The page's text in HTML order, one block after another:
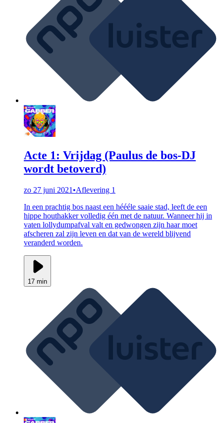
Acte 1: Vrijdag (Paulus de bos-DJ
wordt betoverd)
zo 27 juni 2021 •Aflevering 1
In een prachtig bos naast een héééle saaie stad, leeft de een
hippe houthakker volledig één met de natuur. Wanneer hij in
vaten lollydumpafval valt en gedwongen zijn haar moet
afscheren zal zijn leven en dat van de wereld blijvend
veranderd worden.
17 min